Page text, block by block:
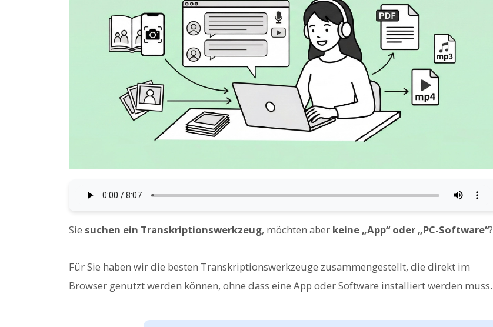
Sie suchen ein Transkriptionswerkzeug, möchten aber keine „App“ oder „PC-Software“?
Für Sie haben wir die besten Transkriptionswerkzeuge zusammengestellt, die direkt im
Browser genutzt werden können, ohne dass eine App oder Software installiert werden muss.